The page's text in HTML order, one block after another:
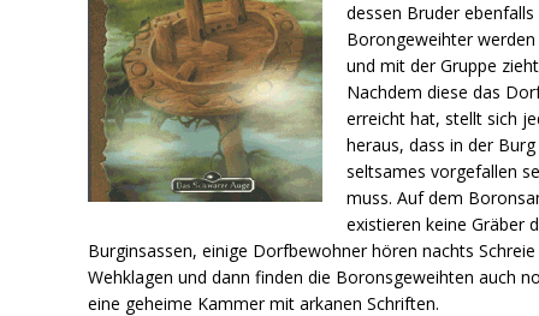
dessen Bruder ebenfalls
Borongeweihter
und mit der Gruppe
Nachdem diese das
erreicht hat, stellt sich
heraus, dass in der Burg
seltsames vorgefallen
muss. Auf dem
existieren keine Gräber
Burginsassen, einige Dorfbewohner hören nachts
Wehklagen und dann finden die Boronsgeweihten auch
eine geheime Kammer mit arkanen Schriften.